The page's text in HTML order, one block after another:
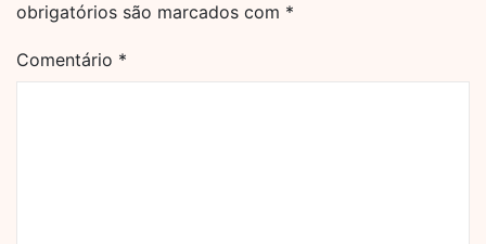
obrigatórios são marcados com *
Comentário *